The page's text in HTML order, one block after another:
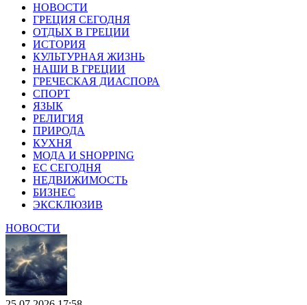
НОВОСТИ
ГРЕЦИЯ СЕГОДНЯ
ОТДЫХ В ГРЕЦИИ
ИСТОРИЯ
КУЛЬТУРНАЯ ЖИЗНЬ
НАШИ В ГРЕЦИИ
ГРЕЧЕСКАЯ ДИАСПОРА
СПОРТ
ЯЗЫК
РЕЛИГИЯ
ПРИРОДА
КУХНЯ
МОДА И SHOPPING
ЕС СЕГОДНЯ
НЕДВИЖИМОСТЬ
БИЗНЕС
ЭКСКЛЮЗИВ
НОВОСТИ